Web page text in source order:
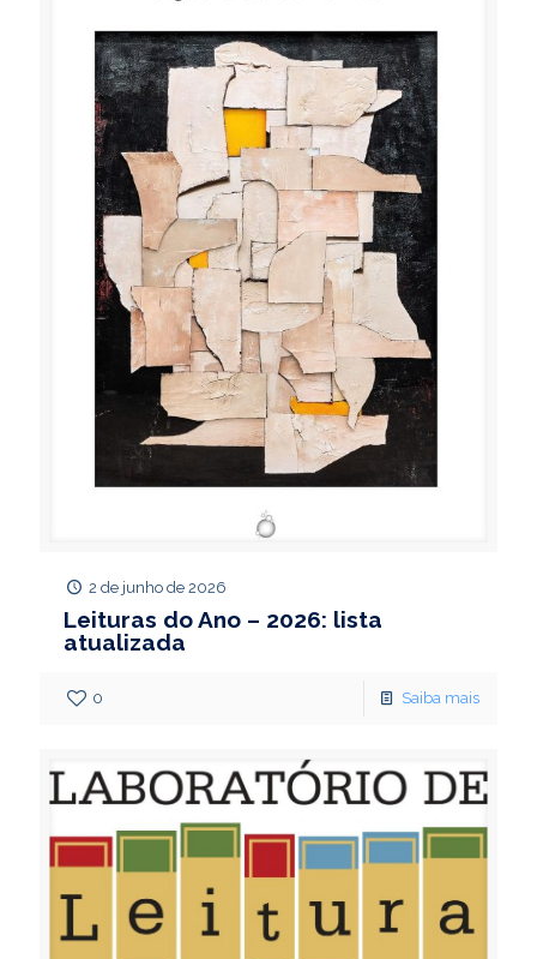
2 de junho de 2026
Leituras do Ano – 2026: lista
atualizada
0 Saiba mais